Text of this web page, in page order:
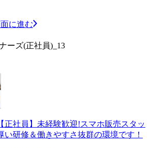
に進む
ーズ(正社員)_13
正社員】未経験歓迎!スマホ販売スタッ
研修＆働きやすさ抜群の環境です！